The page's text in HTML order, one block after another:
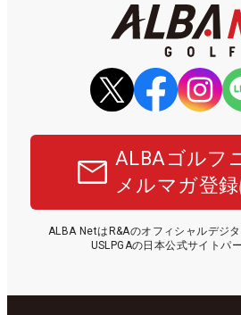
ALBAゴルフ
メルマガ登
ALBA NetはR&Aのオフィシャルデジ
USLPGAの日本公式サイトパ